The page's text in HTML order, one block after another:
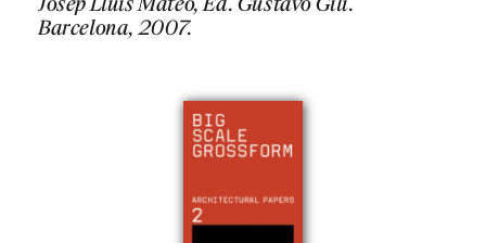
Josep Lluís Mateo, Ed. Gustavo Gili.
Barcelona, 2007.